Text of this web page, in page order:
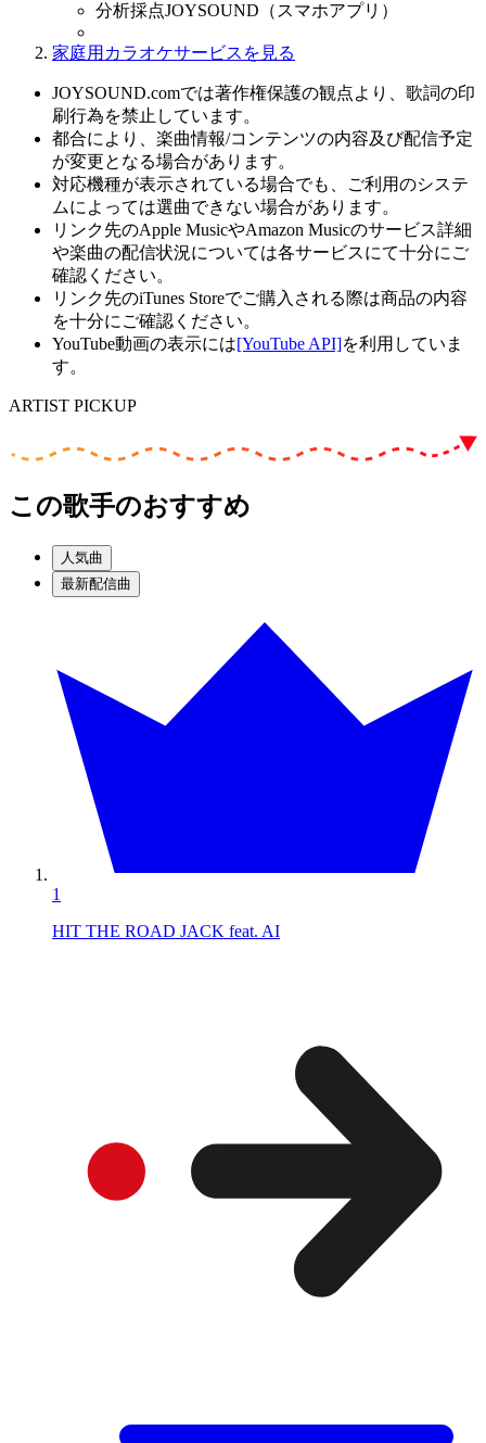
分析採点JOYSOUND（スマホアプリ）
家庭用カラオケサービスを見る
JOYSOUND.comでは著作権保護の観点より、歌詞の印
刷行為を禁止しています。
都合により、楽曲情報/コンテンツの内容及び配信予定
が変更となる場合があります。
対応機種が表示されている場合でも、ご利用のシステ
ムによっては選曲できない場合があります。
リンク先のApple MusicやAmazon Musicのサービス詳細
や楽曲の配信状況については各サービスにて十分にご
確認ください。
リンク先のiTunes Storeでご購入される際は商品の内容
を十分にご確認ください。
YouTube動画の表示には[YouTube API]を利用していま
す。
ARTIST PICKUP
この歌手のおすすめ
人気曲
最新配信曲
1
HIT THE ROAD JACK feat. AI